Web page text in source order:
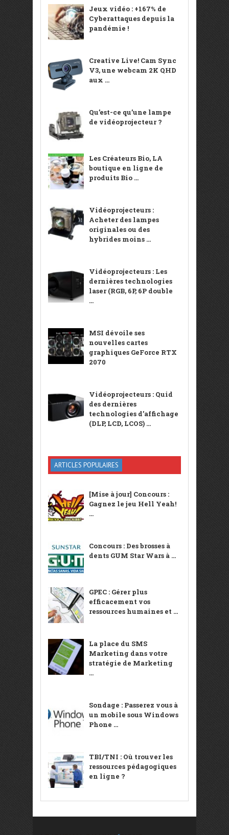
Jeux vidéo : +167% de
Cyberattaques depuis la
pandémie !
Creative Live! Cam Sync
V3, une webcam 2K QHD
aux ...
Qu’est-ce qu’une lampe
de vidéoprojecteur ?
Les Créateurs Bio, LA
boutique en ligne de
produits Bio ...
Vidéoprojecteurs :
Acheter des lampes
originales ou des
hybrides moins ...
Vidéoprojecteurs : Les
dernières technologies
laser (RGB, 6P, 6P double
...
MSI dévoile ses
nouvelles cartes
graphiques GeForce RTX
2070
Vidéoprojecteurs : Quid
des dernières
technologies d’affichage
(DLP, LCD, LCOS) ...
ARTICLES POPULAIRES
[Mise à jour] Concours :
Gagnez le jeu Hell Yeah!
...
Concours : Des brosses à
dents GUM Star Wars à ...
GPEC : Gérer plus
efficacement vos
ressources humaines et ...
La place du SMS
Marketing dans votre
stratégie de Marketing
...
Sondage : Passerez vous à
un mobile sous Windows
Phone ...
TBI/TNI : Où trouver les
ressources pédagogiques
en ligne ?